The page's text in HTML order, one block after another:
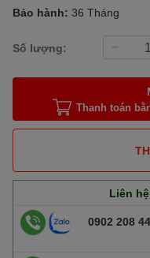
Bảo hành: 36 Tháng
Số lượng:
Thanh toán
Liên
0902 208